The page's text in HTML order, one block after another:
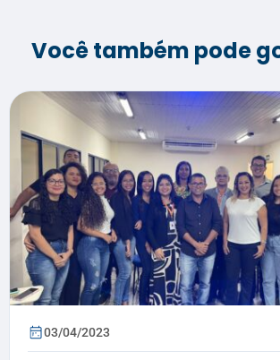
Você também pode
03/04/2023